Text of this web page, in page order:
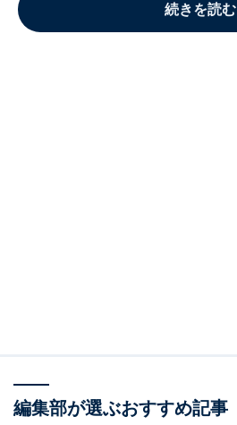
続きを読む
編集部が選ぶおすすめ記事